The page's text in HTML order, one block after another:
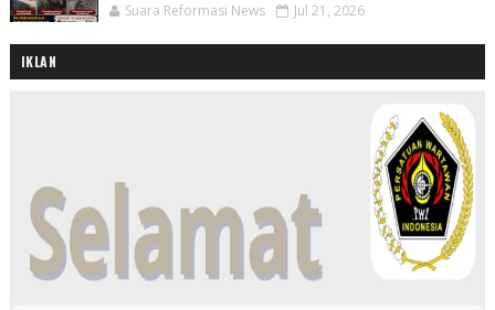
Suara Reformasi News Jul 21, 2026
IKLAN